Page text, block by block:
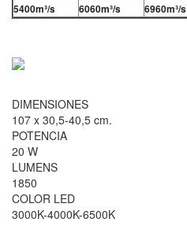
5400m³/s 6060m³/s 6960m³/s
DIMENSIONES
107 x 30,5-40,5 cm.
POTENCIA
20 W
LUMENS
1850
COLOR LED
3000K-4000K-6500K